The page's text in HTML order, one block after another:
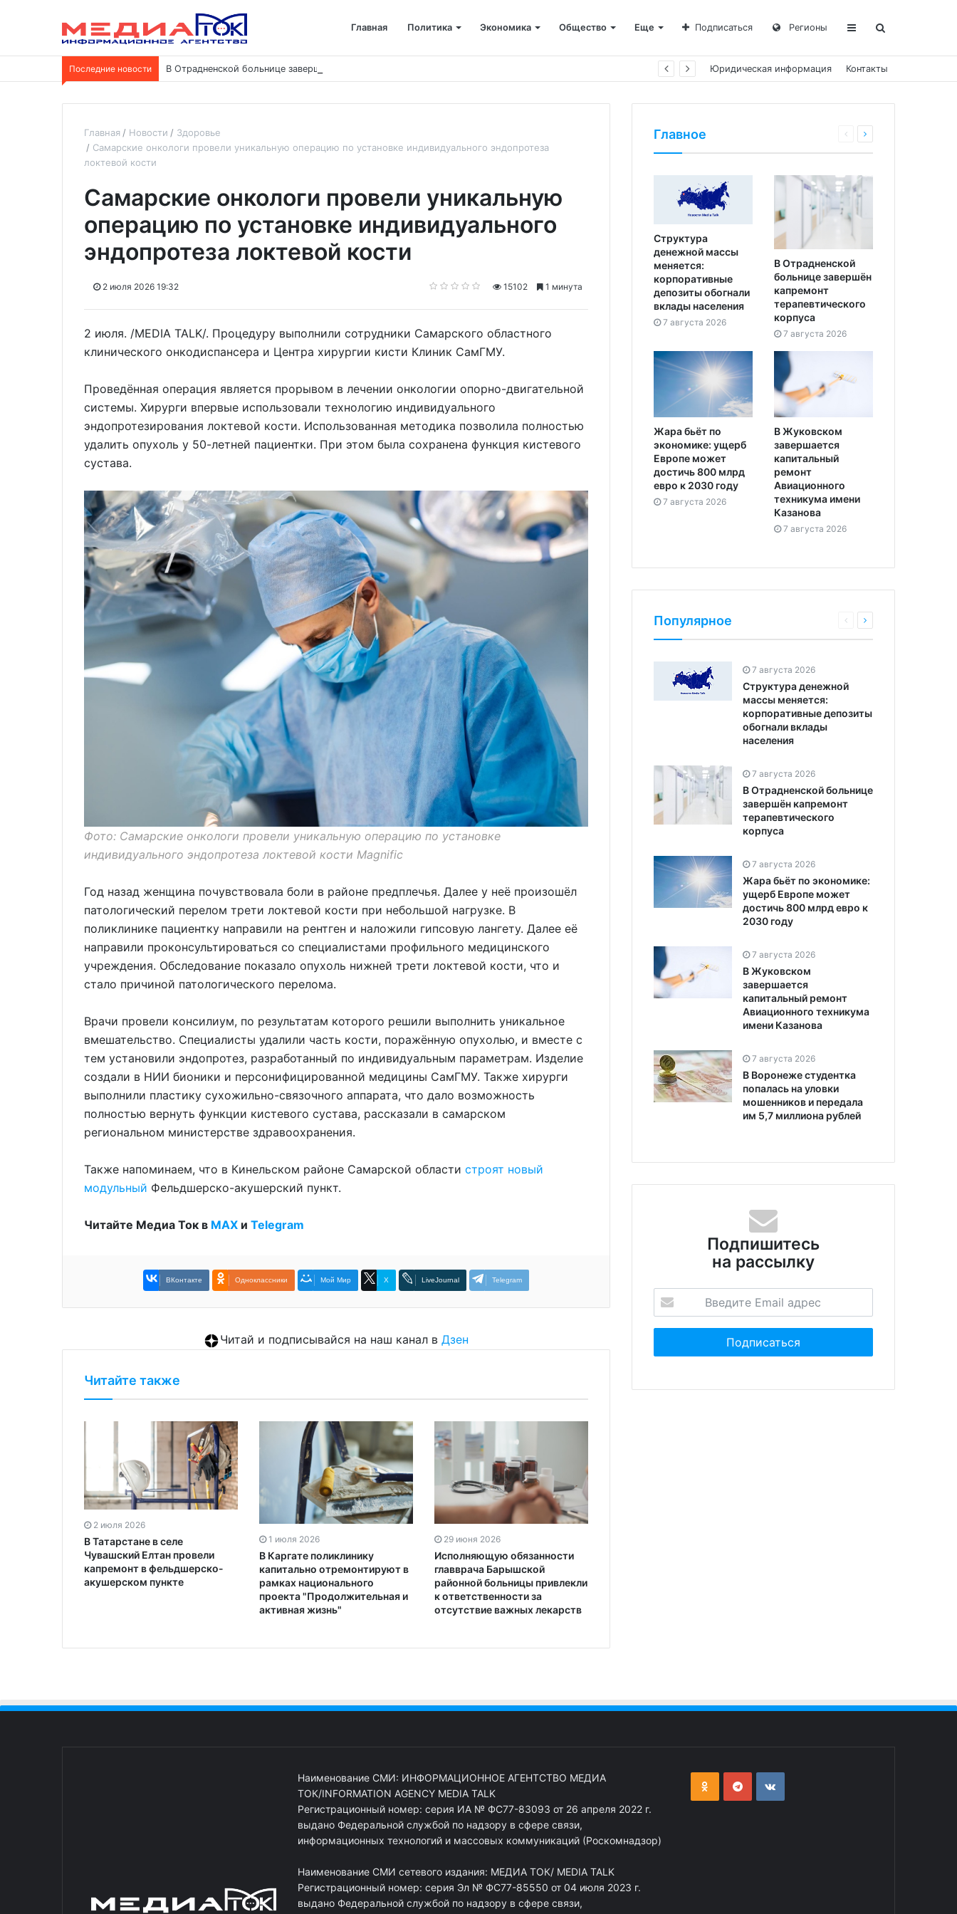
Главная Политика Экономика Общество Еще Подписаться Регионы
Последние новости В Отрадненской больнице завершён капремонт терапевтического корпуса Юридическая информация Контакты
Главная Новости
Здоровье
Самарские онкологи провели уникальную операцию по установке индивидуального эндопротеза
локтевой кости
Самарские онкологи провели уникальную
операцию по установке индивидуального
эндопротеза локтевой кости
2 июля 2026 19:32 15102 1 минута
2 июля. /MEDIA TALK/. Процедуру выполнили сотрудники Самарского областного
клинического онкодиспансера и Центра хирургии кисти Клиник СамГМУ.
Проведённая операция является прорывом в лечении онкологии опорно-двигательной
системы. Хирурги впервые использовали технологию индивидуального
эндопротезирования локтевой кости. Использованная методика позволила полностью
удалить опухоль у 50-летней пациентки. При этом была сохранена функция кистевого
сустава.
Фото: Самарские онкологи провели уникальную операцию по установке
индивидуального эндопротеза локтевой кости Magnific
Год назад женщина почувствовала боли в районе предплечья. Далее у неё произошёл
патологический перелом трети локтевой кости при небольшой нагрузке. В
поликлинике пациентку направили на рентген и наложили гипсовую лангету. Далее её
направили проконсультироваться со специалистами профильного медицинского
учреждения. Обследование показало опухоль нижней трети локтевой кости, что и
стало причиной патологического перелома.
Врачи провели консилиум, по результатам которого решили выполнить уникальное
вмешательство. Специалисты удалили часть кости, поражённую опухолью, и вместе с
тем установили эндопротез, разработанный по индивидуальным параметрам. Изделие
создали в НИИ бионики и персонифицированной медицины СамГМУ. Также хирурги
выполнили пластику сухожильно-связочного аппарата, что дало возможность
полностью вернуть функции кистевого сустава, рассказали в самарском
региональном министерстве здравоохранения.
Также напоминаем, что в Кинельском районе Самарской области строят новый
модульный Фельдшерско-акушерский пункт.
Читайте Медиа Ток в МАХ и Telegram
ВКонтакте Одноклассники Мой Мир X LiveJournal Telegram
Читай и подписывайся на наш канал в Дзен
Читайте также
2 июля 2026
В Татарстане в селе
Чувашский Елтан провели
капремонт в фельдшерско-
акушерском пункте
1 июля 2026
В Каргате поликлинику
капитально отремонтируют в
рамках национального
проекта "Продолжительная и
активная жизнь"
29 июня 2026
Исполняющую обязанности
главврача Барышской
районной больницы привлекли
к ответственности за
отсутствие важных лекарств
Главное
Структура
денежной массы
меняется:
корпоративные
депозиты обогнали
вклады населения
7 августа 2026
В Отрадненской
больнице завершён
капремонт
терапевтического
корпуса
7 августа 2026
Жара бьёт по
экономике: ущерб
Европе может
достичь 800 млрд
евро к 2030 году
7 августа 2026
В Жуковском
завершается
капитальный
ремонт
Авиационного
техникума имени
Казанова
7 августа 2026
Популярное
7 августа 2026
Структура денежной
массы меняется:
корпоративные депозиты
обогнали вклады
населения
7 августа 2026
В Отрадненской больнице
завершён капремонт
терапевтического
корпуса
7 августа 2026
Жара бьёт по экономике:
ущерб Европе может
достичь 800 млрд евро к
2030 году
7 августа 2026
В Жуковском
завершается
капитальный ремонт
Авиационного техникума
имени Казанова
7 августа 2026
В Воронеже студентка
попалась на уловки
мошенников и передала
им 5,7 миллиона рублей
Подпишитесь
на рассылку
Наименование СМИ: ИНФОРМАЦИОННОЕ АГЕНТСТВО МЕДИА
ТОК/INFORMATION AGENCY MEDIA TALK
Регистрационный номер: серия ИА № ФС77-83093 от 26 апреля 2022 г.
выдано Федеральной службой по надзору в сфере связи,
информационных технологий и массовых коммуникаций (Роскомнадзор)
Наименование СМИ сетевого издания: МЕДИА ТОК/ MEDIA TALK
Регистрационный номер: серия Эл № ФС77-85550 от 04 июля 2023 г.
выдано Федеральной службой по надзору в сфере связи,